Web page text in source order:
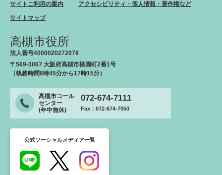
サイトご利用の案内
アクセシビリティ・個人情報・著作権など
サイトマップ
高槻市役所
法人番号4000020272078
〒569-0067 大阪府高槻市桃園町2番1号
（執務時間8時45分から17時15分）
高槻市コール
センター
(年中無休)
072-674-7111
Fax：072-674-7050
公式ソーシャルメディア一覧